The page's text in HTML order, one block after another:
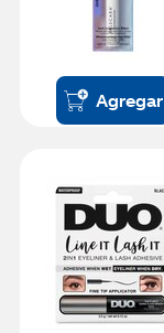
Agregar